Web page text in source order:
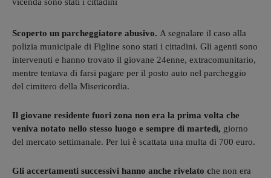
Scoperto un parcheggiatore abusivo. A segnalare il caso alla
polizia municipale di Figline sono stati i cittadini. Gli agenti sono
intervenuti e hanno trovato il giovane 24enne, extracomunitario,
mentre tentava di farsi pagare per il posto auto nel parcheggio
del cimitero della Misericordia.
Il giovane residente fuori zona non era la prima volta che
veniva notato nello stesso luogo e sempre di martedì, giorno
del mercato settimanale. Per lui è scattata una multa di 700 euro.
Gli accertamenti successivi hanno anche rivelato che non era